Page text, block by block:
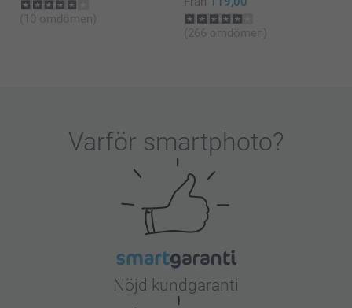
(10 omdömen)
(266 omdömen)
Varför smartphoto?
Nöjd kundgaranti